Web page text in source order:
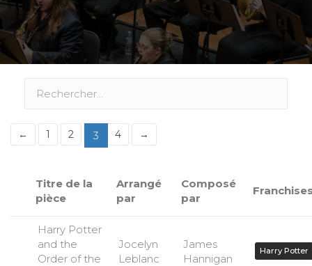
← 1 2 3 4 →
Titre de la
pièce
Arrangé
par
Composé
par
Harry Potter
and the
Order of the
Jocelyn
Leblanc
James
Hannigan
Harry Potter